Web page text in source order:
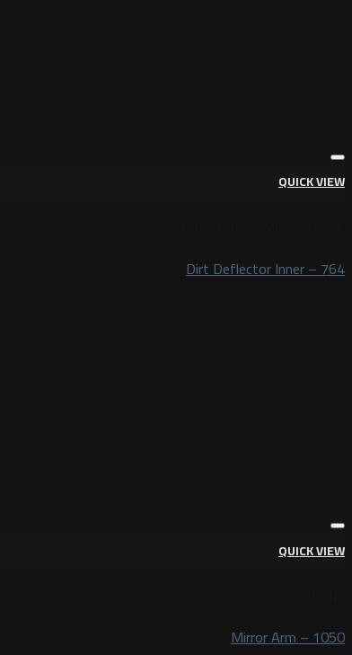
QUICK VIEW
Dirt Deflector Inner – 764
QUICK VIEW
Mirror Arm – 1050